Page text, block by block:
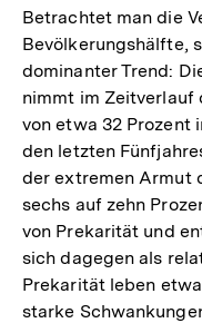
Betrachtet man die
Bevölkerungshälfte,
dominanter Trend:
nimmt im Zeitverlauf
von etwa 32 Prozent
den letzten
der extremen Armut
sechs auf zehn
von Prekarität und
sich dagegen als
Prekarität leben
starke